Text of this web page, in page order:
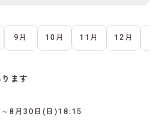
9月 10月 11月 12月
ます
8月30日(日)18:15